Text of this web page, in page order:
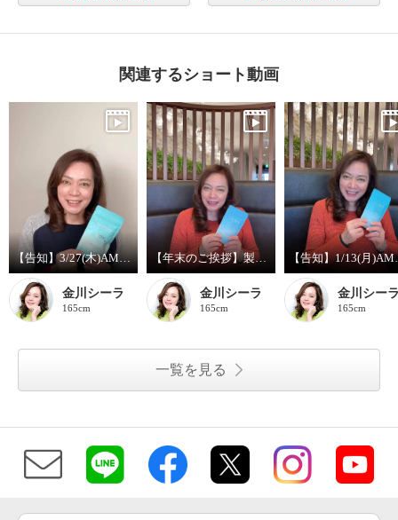
関連するショート動画
【告知】3/27(木)AM2:00～ソノママミネラルglowライブオンエア
金川シーラ
165cm
【年末のご挨拶】製品開発者 金川シーラ
金川シーラ
165cm
【告知】1/
金川シー
165cm
一覧を見る